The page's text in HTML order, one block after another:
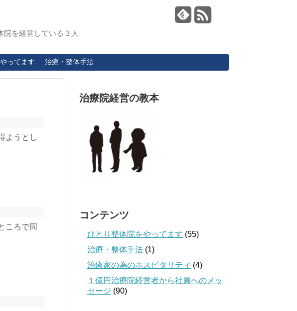
を経営している３人
ってます 治療・整体手法
ようとし
ころで同
治療院経営の教本
コンテンツ
ひとり整体院をやってます (55)
治療・整体手法 (1)
治療家の為のホスピタリティ (4)
１億円治療院経営者から社員へのメッ
セージ (90)